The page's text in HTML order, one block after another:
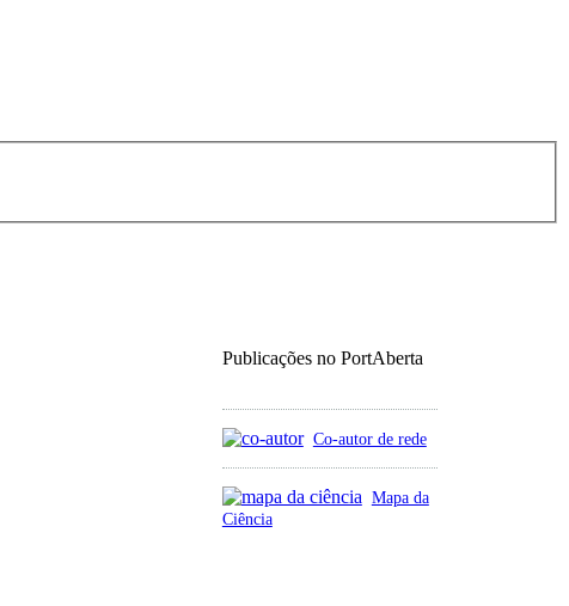
Publicações no PortAberta
Co-autor de rede
Mapa da
Ciência